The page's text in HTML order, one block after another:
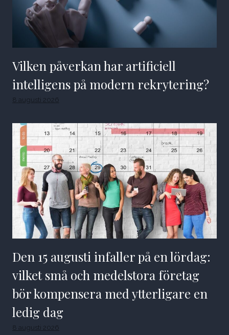
Vilken påverkan har artificiell
intelligens på modern rekrytering?
8 augusti 2026
Den 15 augusti infaller på en lördag:
vilket små och medelstora företag
bör kompensera med ytterligare en
ledig dag
8 augusti 2026